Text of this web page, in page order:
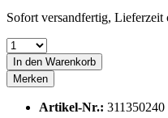
Sofort versandfertig, Lieferzeit
In den Warenkorb
Merken
Artikel-Nr.: 311350240